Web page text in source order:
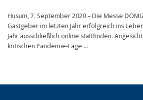
Husum, 7. September 2020 – Die Messe
Gastgeber im letzten Jahr erfolgreich ins
Jahr ausschließlich online stattfinden.
kritischen Pandemie-Lage …